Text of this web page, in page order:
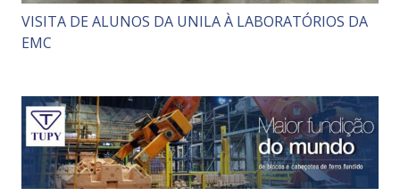
VISITA DE ALUNOS DA UNILA À LABORATÓRIOS DA
EMC